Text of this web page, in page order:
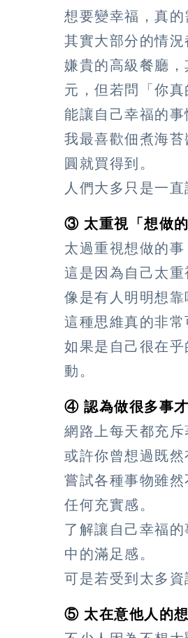
想要變幸福，真的
其實大部分的情況
嫌貴的高級餐廳
元，但若問「你
能讓自己幸福的
我最喜歡佃煮海
圓就買得到。
人們大多只是一
③ 太重視「想做
太過重視想做的
這是因為自己太重
像是有人明明想靠
這種思維真的非常
如果是自己很在
動。
④ 認為做很多事
網路上每天都充斥
或許你曾想過既
嘗試各種事物雖
任何充實感。
了解讓自己幸福
中的滿足感。
可是若受到太多資
⑤ 太在意他人的